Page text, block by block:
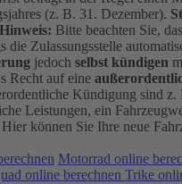
(z. B. 31. Dezember).
Hinweis: Bitte beachten Sie,
die Zulassungsstelle
jedoch selbst kündigen
Recht auf eine
Kündigung sind z.
Leistungen, ein
Hier können Sie Ihre neue
Motorrad online
online berechnen Trike